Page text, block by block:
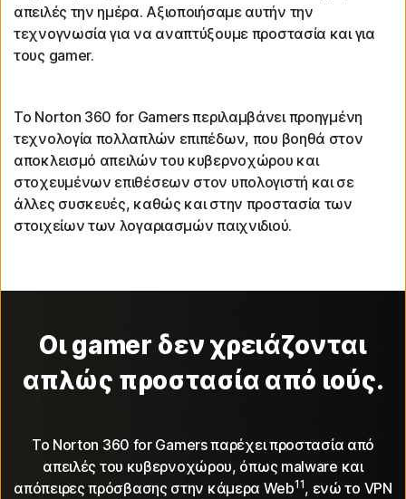
απειλές την ημέρα. Αξιοποιήσαμε αυτήν την
τεχνογνωσία για να αναπτύξουμε προστασία και για
τους gamer.
Το Norton 360 for Gamers περιλαμβάνει προηγμένη
τεχνολογία πολλαπλών επιπέδων, που βοηθά στον
αποκλεισμό απειλών του κυβερνοχώρου και
στοχευμένων επιθέσεων στον υπολογιστή και σε
άλλες συσκευές, καθώς και στην προστασία των
στοιχείων των λογαριασμών παιχνιδιού.
Οι gamer δεν χρειάζονται
απλώς προστασία από ιούς.
Το Norton 360 for Gamers παρέχει προστασία από
απειλές του κυβερνοχώρου, όπως malware και
απόπειρες πρόσβασης στην κάμερα Web11, ενώ το VPN